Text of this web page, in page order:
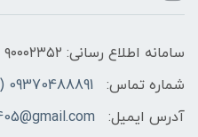
سامانه اطلاع رسانی: ۹۰۰۰۲۳۵۲
شماره تماس:
09370488891 (تایم: 12 الی ۱۸)
آدرس ایمیل: